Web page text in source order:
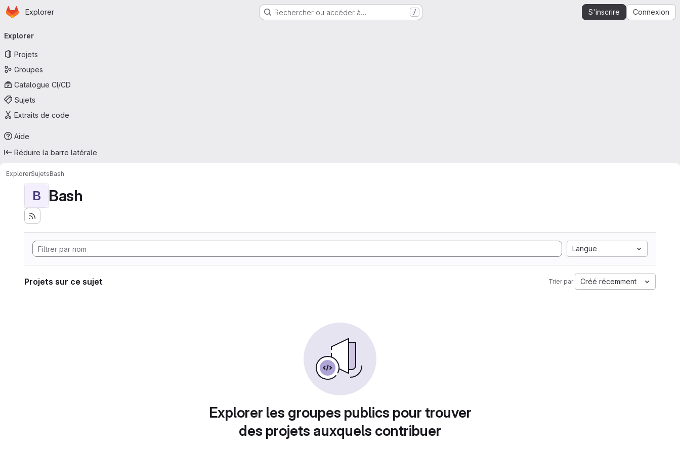
Passer au contenu principal
Page d'accueil
Explorer Rechercher ou accéder à… / S'inscrire Connexion
principale
Explorer
Projets
Groupes
Catalogue CI/CD
Sujets
Extraits de code
Aide
Réduire la barre latérale
ExplorerSujetsBash
B Bash
Langue
Projets sur ce sujet Trier par: Créé récemment
Explorer les groupes publics pour trouver
des projets auxquels contribuer